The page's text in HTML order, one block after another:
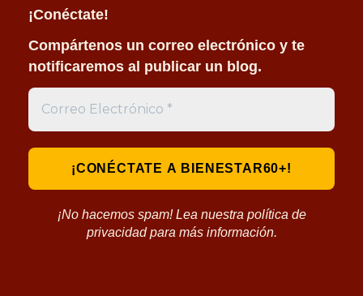
¡Conéctate!
Compártenos un correo electrónico y te
notificaremos al publicar un blog.
¡No hacemos spam! Lea nuestra política de
privacidad para más información.